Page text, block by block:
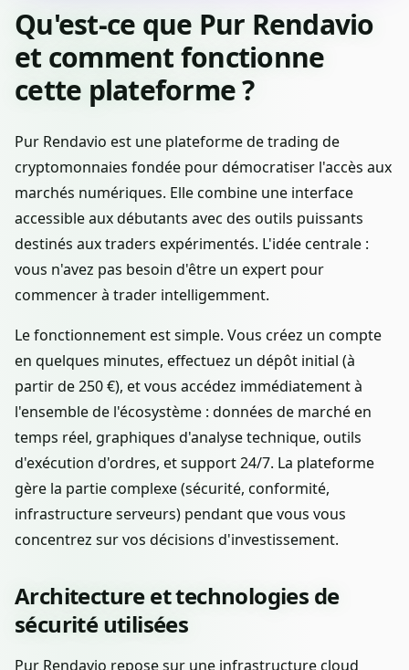
Qu'est-ce que Pur Rendavio
et comment fonctionne
cette plateforme ?
Pur Rendavio est une plateforme de trading de
cryptomonnaies fondée pour démocratiser l'accès aux
marchés numériques. Elle combine une interface
accessible aux débutants avec des outils puissants
destinés aux traders expérimentés. L'idée centrale :
vous n'avez pas besoin d'être un expert pour
commencer à trader intelligemment.
Le fonctionnement est simple. Vous créez un compte
en quelques minutes, effectuez un dépôt initial (à
partir de 250 €), et vous accédez immédiatement à
l'ensemble de l'écosystème : données de marché en
temps réel, graphiques d'analyse technique, outils
d'exécution d'ordres, et support 24/7. La plateforme
gère la partie complexe (sécurité, conformité,
infrastructure serveurs) pendant que vous vous
concentrez sur vos décisions d'investissement.
Architecture et technologies de
sécurité utilisées
Pur Rendavio repose sur une infrastructure cloud